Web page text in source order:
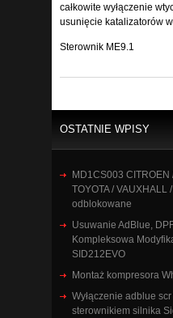
całkowite wyłączenie
usunięcie katalizatorów
Sterownik ME9.1
OSTATNIE WPISY
MD1CS003 CITROEN
TOYOTA / VAUXHALL
odblokowane
Usuwanie AdBlue,
Kompleksowa
SID212EVO
Montaż kompresora
Wyłączenie adblue
sterownikiem silnika